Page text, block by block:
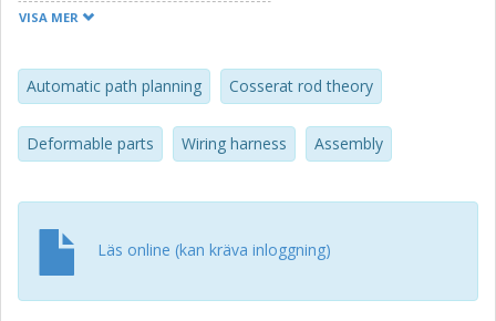
conceptual design and production preparation with
manufacturing tools supporting deformable parts is
therefore highly motivated. This article presents a novel
method for automatically planning and ﬁnding a smooth
and collision-free mounting of connectors in a wiring
deformable objects in general is widely acknowledged as a
very difﬁcult problem. To overcome this challenge, we
propose alow-dimensional path planning algorithm that
operates in the following way: constraint relaxation, handle
path planning, unfolding, path smoothing and handle
VISA MER
Automatic path planning Cosserat rod theory
Deformable parts Wiring harness Assembly
Läs online (kan kräva inloggning)